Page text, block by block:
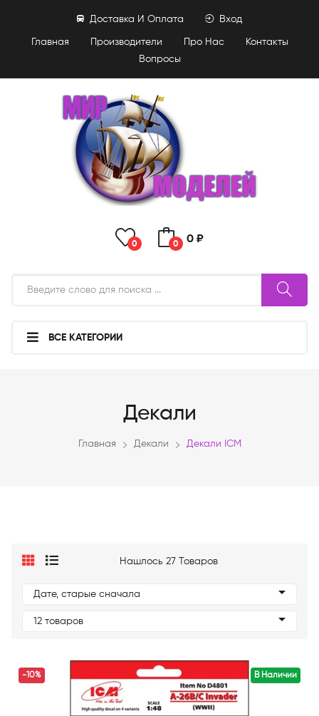
Главная Производители Про Нас
Контакты
Вопросы
Доставка И Оплата Вход
0 0 0 ₽
ВСЕ КАТЕГОРИИ
Декали
Главная Декали Декали ICM
Нашлось 27 Товаров
Дате, старые сначала
12 товаров
В Наличии
-10%